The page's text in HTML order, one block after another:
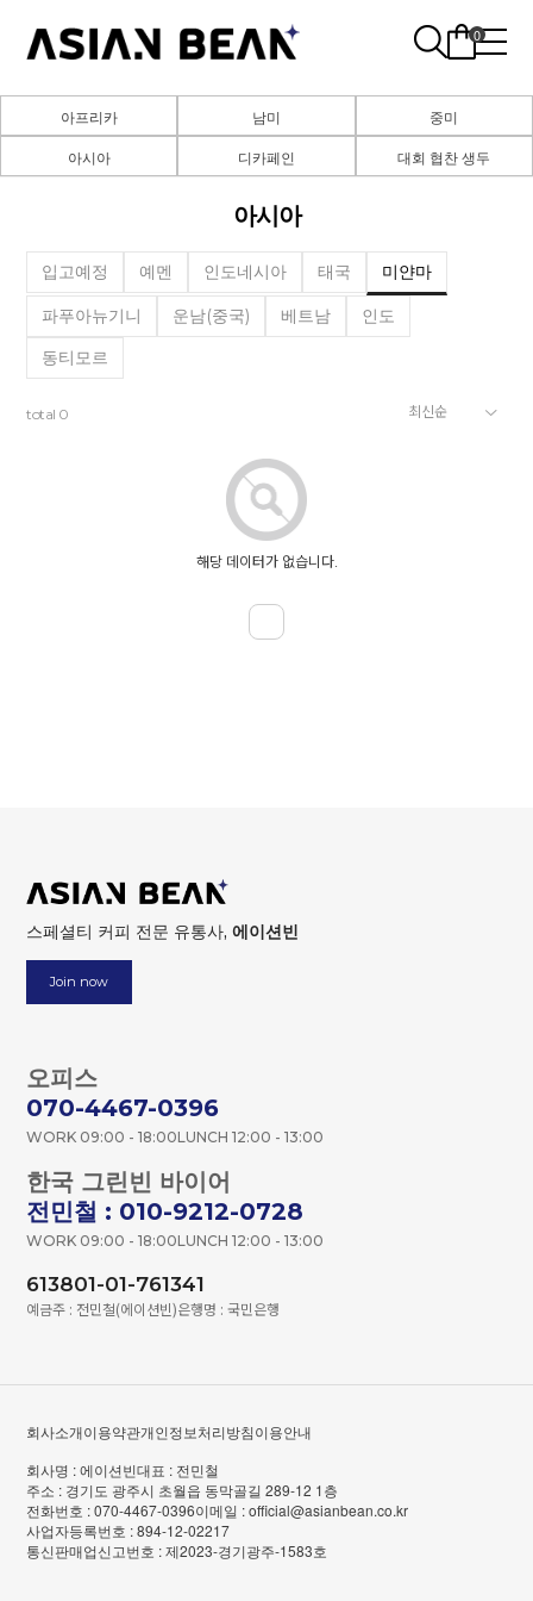
0
아프리카 남미
중미
아시아
디카페인 대회 협찬 생두
아시아
입고예정 예멘 인도네시아 태국 미얀마
파푸아뉴기니 운남(중국) 베트남
인도
동티모르
total 0
해당 데이터가 없습니다.
스페셜티 커피 전문 유통사,에이션빈
Join now
오피스
070-4467-0396
WORK 09:00 - 18:00LUNCH 12:00 - 13:00
한국 그린빈 바이어
전민철 : 010-9212-0728
WORK 09:00 - 18:00LUNCH 12:00 - 13:00
613801-01-761341
예금주 : 전민철(에이션빈)은행명 : 국민은행
회사소개이용약관개인정보처리방침이용안내
회사명 : 에이션빈대표 : 전민철
주소 : 경기도 광주시 초월읍 동막골길 289-12 1층
전화번호 : 070-4467-0396이메일 : official@asianbean.co.kr
사업자등록번호 : 894-12-02217
통신판매업신고번호 : 제2023-경기광주-1583호